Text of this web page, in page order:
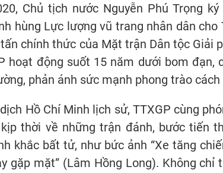
Chủ tịch nước Nguyễn Phú Trọng
hùng Lực lượng vũ trang nhân dân
chính thức của Mặt trận Dân tộc Giải
hoạt động suốt 15 năm dưới bom đạn,
phản ánh sức mạnh phong trào
Hồ Chí Minh lịch sử, TTXGP cùng
thời về những trận đánh, bước tiến
khắc bất tử, như bức ảnh “Xe tăng
gặp mặt” (Lâm Hồng Long). Không